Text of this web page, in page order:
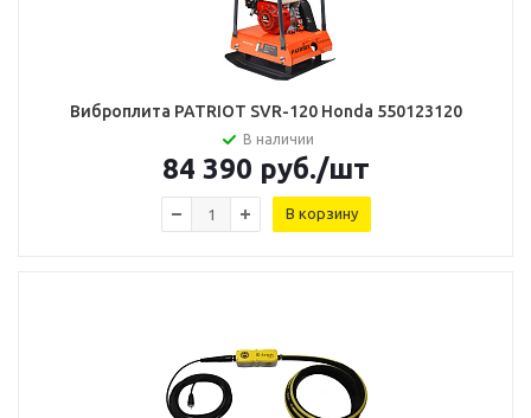
Виброплита PATRIOT SVR-120 Honda 550123120
В наличии
84 390 руб./шт
В корзину